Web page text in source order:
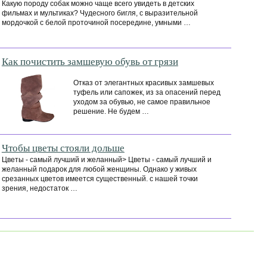
Какую породу собак можно чаще всего увидеть в детских
фильмах и мультиках? Чудесного бигля, с выразительной
мордочкой с белой проточиной посередине, умными …
Как почистить замшевую обувь от грязи
Отказ от элегантных красивых замшевых
туфель или сапожек, из за опасений перед
уходом за обувью, не самое правильное
решение. Не будем …
Чтобы цветы стояли дольше
Цветы - самый лучший и желанный> Цветы - самый лучший и
желанный подарок для любой женщины. Однако у живых
срезанных цветов имеется существенный. с нашей точки
зрения, недостаток …